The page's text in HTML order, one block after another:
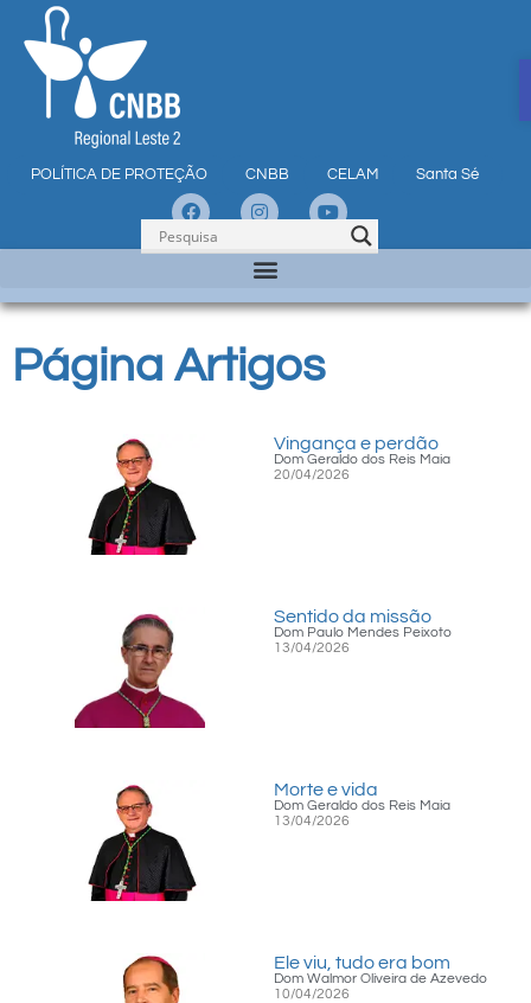
POLÍTICA DE PROTEÇÃO CNBB CELAM Santa Sé
Página Artigos
Vingança e perdão
Dom Geraldo dos Reis Maia
20/04/2026
Sentido da missão
Dom Paulo Mendes Peixoto
13/04/2026
Morte e vida
Dom Geraldo dos Reis Maia
13/04/2026
Ele viu, tudo era bom
Dom Walmor Oliveira de Azevedo
10/04/2026